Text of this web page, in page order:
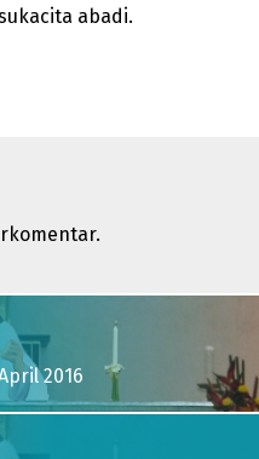
abadi.
2016